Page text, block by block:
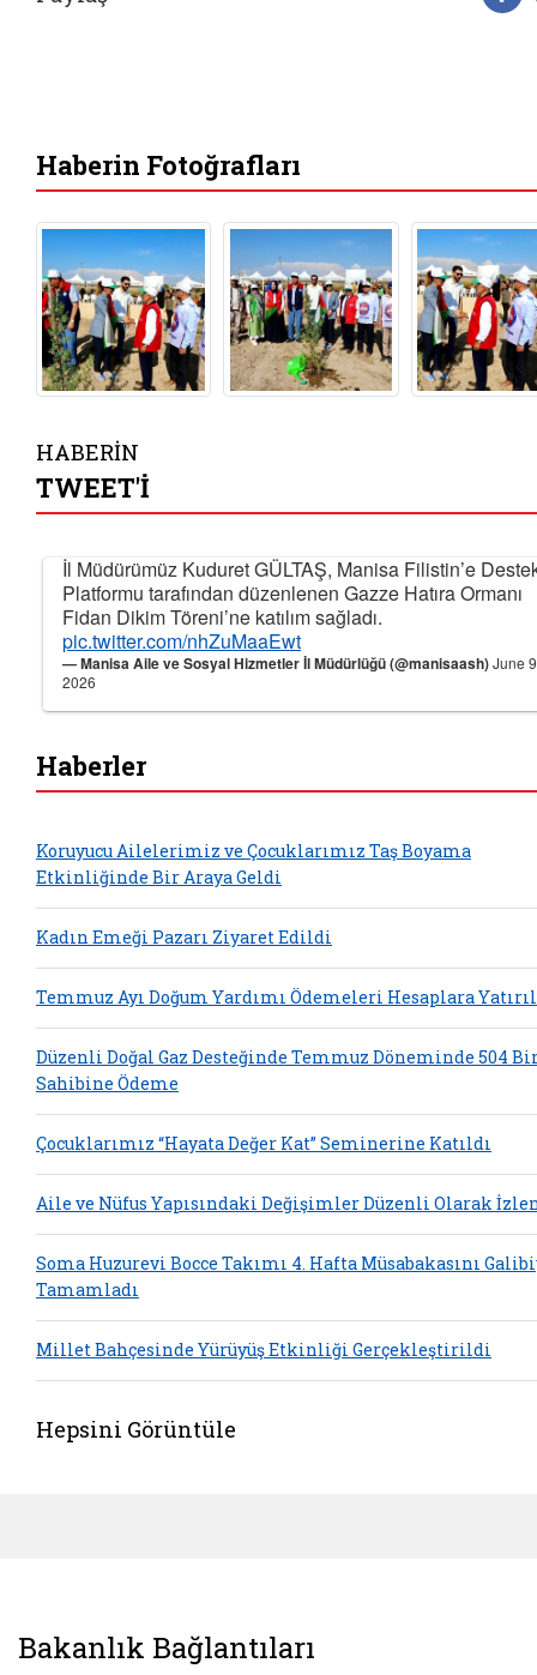
Haberin Fotoğrafları
HABERİN
TWEET'İ
İl Müdürümüz Kuduret GÜLTAŞ, Manisa Filistin’e
Platformu tarafından düzenlenen Gazze Hatıra Ormanı
Fidan Dikim Töreni’ne katılım sağladı.
pic.twitter.com/nhZuMaaEwt
— Manisa Aile ve Sosyal Hizmetler İl Müdürlüğü (@manisaash)June
2026
Haberler
Koruyucu Ailelerimiz ve Çocuklarımız Taş Boyama
Etkinliğinde Bir Araya Geldi
Kadın Emeği Pazarı Ziyaret Edildi
Temmuz Ayı Doğum Yardımı Ödemeleri Hesaplara
Düzenli Doğal Gaz Desteğinde Temmuz Döneminde 504
Sahibine Ödeme
Çocuklarımız “Hayata Değer Kat” Seminerine Katıldı
Aile ve Nüfus Yapısındaki Değişimler Düzenli Olarak
Soma Huzurevi Bocce Takımı 4. Hafta Müsabakasını
Tamamladı
Millet Bahçesinde Yürüyüş Etkinliği Gerçekleştirildi
Hepsini Görüntüle
Bakanlık Bağlantıları